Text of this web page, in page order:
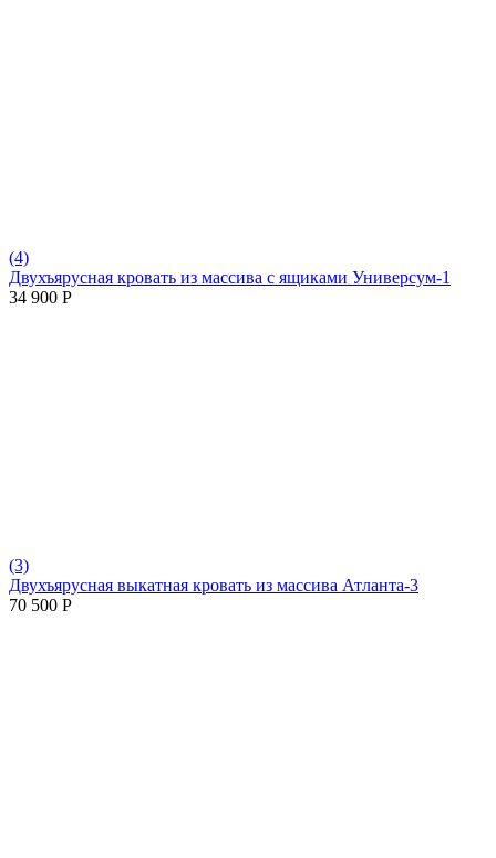
(4)
Двухъярусная кровать из массива с ящиками Универсум-1
34 900 Р
(3)
Двухъярусная выкатная кровать из массива Атланта-3
70 500 Р